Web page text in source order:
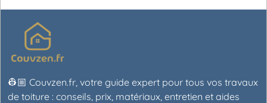
👷🏼 Couvzen.fr, votre guide expert pour tous vos travaux
de toiture : conseils, prix, matériaux, entretien et aides